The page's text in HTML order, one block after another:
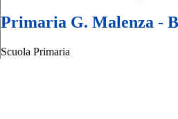
Primaria G. Malenza -
Scuola Primaria